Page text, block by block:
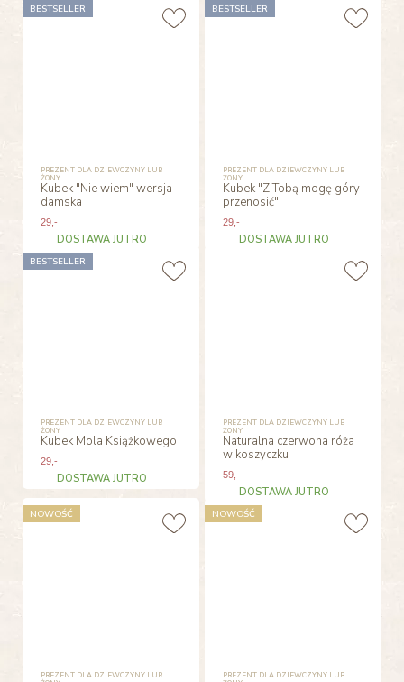
PREZENT DLA DZIEWCZYNY LUB
ŻONY
Kubek "Nie wiem" wersja
damska
29,-
DOSTAWA JUTRO
BESTSELLER
PREZENT DLA DZIEWCZYNY LUB
ŻONY
Kubek "Z Tobą mogę góry
przenosić"
29 ,-
DOSTAWA JUTRO
BESTSELLER
PREZENT DLA DZIEWCZYNY LUB
ŻONY
Kubek Mola Książkowego
29,-
DOSTAWA JUTRO
BESTSELLER
PREZENT DLA DZIEWCZYNY LUB
ŻONY
Naturalna czerwona róża
w koszyczku
59 ,-
DOSTAWA JUTRO
PREZENT DLA DZIEWCZYNY LUB
NOWOŚĆ
PREZENT DLA DZIEWCZYNY LUB
NOWOŚĆ